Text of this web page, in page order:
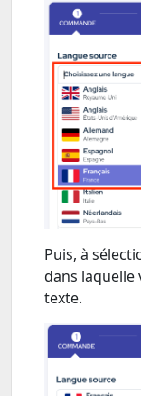
Puis, à
dans
texte.